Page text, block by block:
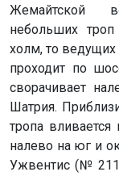
Жемайтской
небольших
холм, то
проходит по
сворачивает
Шатрия.
тропа
налево на юг и
Ужвентис (№